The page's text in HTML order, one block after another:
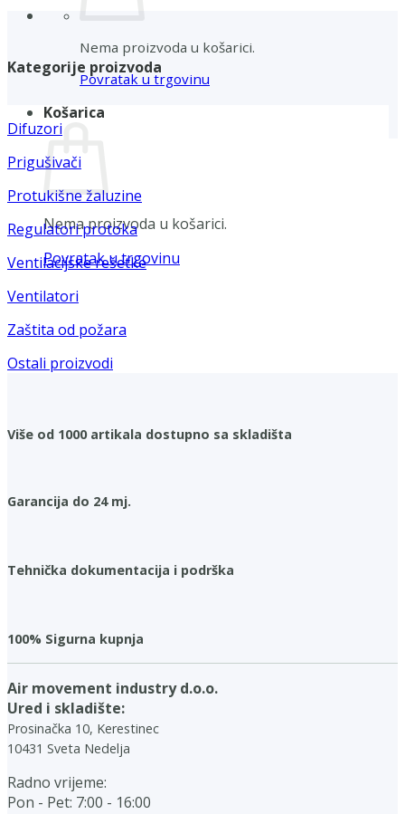
Nema proizvoda u košarici.
Povratak u trgovinu
Košarica
Nema proizvoda u košarici.
Povratak u trgovinu
Kategorije proizvoda
Difuzori
Prigušivači
Protukišne žaluzine
Regulatori protoka
Ventilacijske rešetke
Ventilatori
Zaštita od požara
Ostali proizvodi
Više od 1000 artikala dostupno sa skladišta
Garancija do 24 mj.
Tehnička dokumentacija i podrška
100% Sigurna kupnja
Air movement industry d.o.o.
Ured i skladište:
Prosinačka 10, Kerestinec
10431 Sveta Nedelja
Radno vrijeme:
Pon - Pet: 7:00 - 16:00